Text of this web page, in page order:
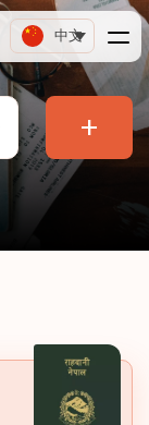
中文
+